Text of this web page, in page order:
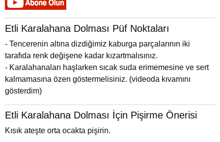
Etli Karalahana Dolması Püf Noktaları
- Tencerenin altına dizdiğimiz kaburga parçalarının iki
tarafıda renk değişene kadar kızartmalısınız.
- Karalahanaları haşlarken sıcak suda erimemesine ve sert
kalmamasına özen göstermelisiniz. (videoda kıvamını
gösterdim)
Etli Karalahana Dolması İçin Pişirme Önerisi
Kısık ateşte orta ocakta pişirin.